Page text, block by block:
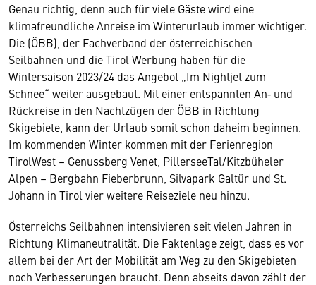
Genau richtig, denn auch für viele Gäste wird eine
klimafreundliche Anreise im Winterurlaub immer wichtiger.
Die (ÖBB), der Fachverband der österreichischen
Seilbahnen und die Tirol Werbung haben für die
Wintersaison 2023/24 das Angebot „Im Nightjet zum
Schnee“ weiter ausgebaut. Mit einer entspannten An‐ und
Rückreise in den Nachtzügen der ÖBB in Richtung
Skigebiete, kann der Urlaub somit schon daheim beginnen.
Im kommenden Winter kommen mit der Ferienregion
TirolWest – Genussberg Venet, PillerseeTal/Kitzbüheler
Alpen – Bergbahn Fieberbrunn, Silvapark Galtür und St.
Johann in Tirol vier weitere Reiseziele neu hinzu.
Österreichs Seilbahnen intensivieren seit vielen Jahren in
Richtung Klimaneutralität. Die Faktenlage zeigt, dass es vor
allem bei der Art der Mobilität am Weg zu den Skigebieten
noch Verbesserungen braucht. Denn abseits davon zählt der